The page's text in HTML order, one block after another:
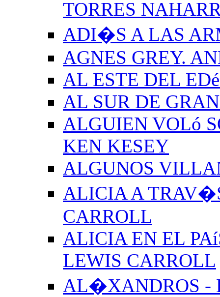
TORRES
ADI�S A LAS
AGNES GREY.
AL ESTE DEL
AL SUR DE
ALGUIEN VOLó
KEN KESEY
ALGUNOS
ALICIA A
CARROLL
ALICIA EN EL
LEWIS CARROLL
AL�XANDROS -